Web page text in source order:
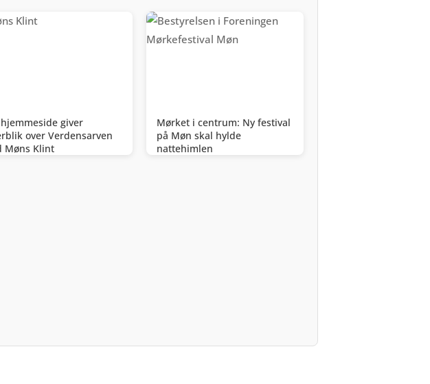
giver
over Verdensarven
Møns Klint
Mørket i centrum: Ny festival
på Møn skal hylde
nattehimlen